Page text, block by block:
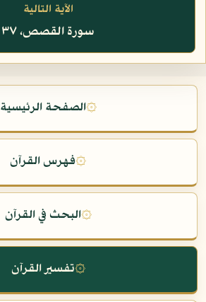
الآية التالية
سورة القصص، ٣٧
۞الصفحة الرئيسية
۞فهرس القرآن
۞البحث في القرآن
۞تفسير القرآن